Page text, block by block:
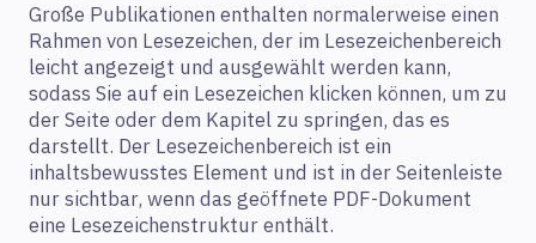
Große Publikationen enthalten normalerweise einen
Rahmen von Lesezeichen, der im Lesezeichenbereich
leicht angezeigt und ausgewählt werden kann,
sodass Sie auf ein Lesezeichen klicken können, um zu
der Seite oder dem Kapitel zu springen, das es
darstellt. Der Lesezeichenbereich ist ein
inhaltsbewusstes Element und ist in der Seitenleiste
nur sichtbar, wenn das geöffnete PDF-Dokument
eine Lesezeichenstruktur enthält.